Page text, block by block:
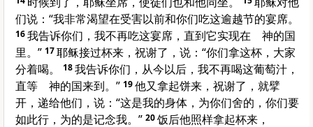
们说：“我非常渴望在受害以前和你们吃这逾越节的宴席。
16我告诉你们，我不再吃这宴席，直到它实现在 神的国
里。” 17耶稣接过杯来，祝谢了，说：“你们拿这杯，大家
分着喝。
18我告诉你们，从今以后，我不再喝这葡萄汁，
直等 神的国来到。” 19他又拿起饼来，祝谢了，就擘
开，递给他们，说：“这是我的身体，为你们舍的，你们要
如此行，为的是记念我。” 20饭后他照样拿起杯来，